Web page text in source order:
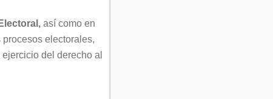
así como en
electorales,
del derecho al